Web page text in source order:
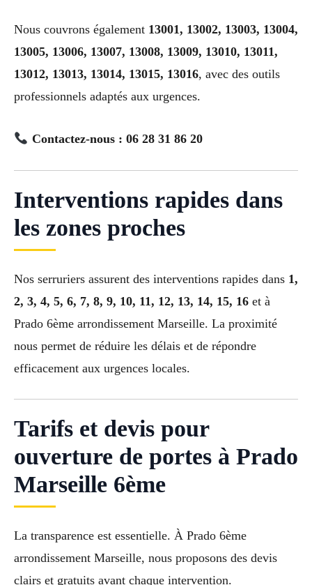
Nous couvrons également 13001, 13002, 13003, 13004,
13005, 13006, 13007, 13008, 13009, 13010, 13011,
13012, 13013, 13014, 13015, 13016, avec des outils
professionnels adaptés aux urgences.
Contactez-nous : 06 28 31 86 20
Interventions rapides dans
les zones proches
Nos serruriers assurent des interventions rapides dans 1,
2, 3, 4, 5, 6, 7, 8, 9, 10, 11, 12, 13, 14, 15, 16 et à
Prado 6ème arrondissement Marseille. La proximité
nous permet de réduire les délais et de répondre
efficacement aux urgences locales.
Tarifs et devis pour
ouverture de portes à Prado
Marseille 6ème
La transparence est essentielle. À Prado 6ème
arrondissement Marseille, nous proposons des devis
clairs et gratuits avant chaque intervention.